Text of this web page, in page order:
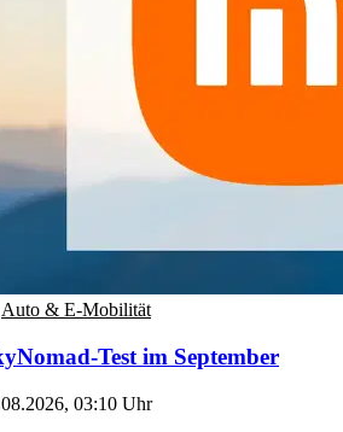
Auto & E-Mobilität
Test im September
03:10 Uhr